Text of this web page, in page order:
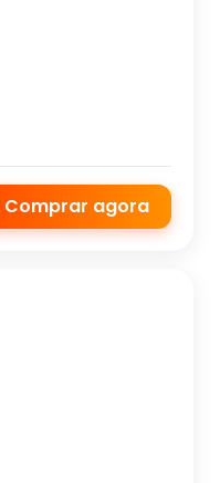
Comprar agora